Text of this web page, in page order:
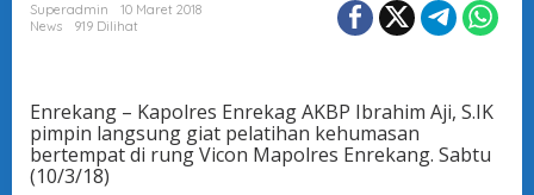
Superadmin
10 Maret 2018
News
919 Dilihat
Enrekang – Kapolres Enrekag AKBP Ibrahim Aji, S.IK
pimpin langsung giat pelatihan kehumasan
bertempat di rung Vicon Mapolres Enrekang. Sabtu
(10/3/18)